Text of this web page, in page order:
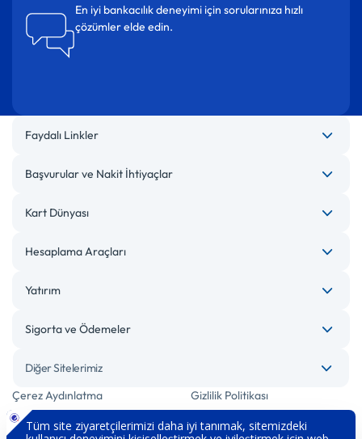
En iyi bankacılık deneyimi için sorularınıza hızlı
çözümler elde edin.
Faydalı Linkler
Başvurular ve Nakit İhtiyaçlar
Kart Dünyası
Hesaplama Araçları
Yatırım
Sigorta ve Ödemeler
Diğer Sitelerimiz
Çerez Aydınlatma
Gizlilik Politikası
Bilgi Toplumu Hizmetleri Engelsiz Bankacılık